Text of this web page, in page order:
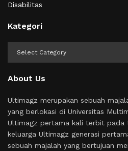
Disabilitas
Kategori
About Us
Ultimagz merupakan sebuah
yang berlokasi di Universitas
Ultimagz pertama kali terbit pada
keluarga Ultimagz generasi
sebuah majalah yang bertujuan